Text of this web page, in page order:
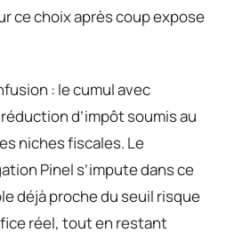
ce choix après coup expose
: le cumul avec
d’impôt soumis au
niches fiscales. Le
Pinel s’impute dans ce
déjà proche du seuil risque
réel, tout en restant